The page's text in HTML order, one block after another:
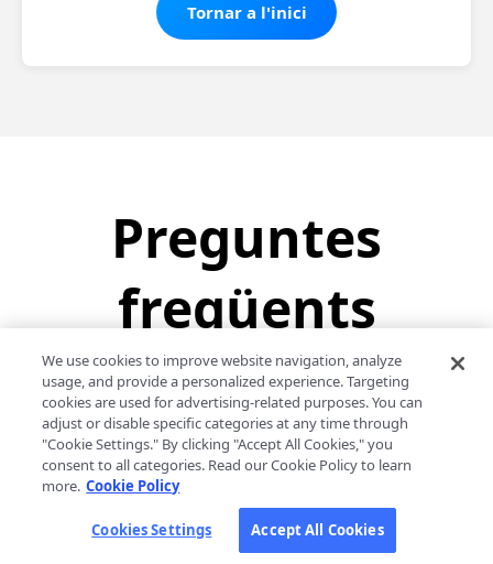
Tornar a l'inici
Preguntes
freqüents
1. Com activar LynxPDF després de la
compra?
We use cookies to improve website navigation, analyze
usage, and provide a personalized experience. Targeting
cookies are used for advertising-related purposes. You can
adjust or disable specific categories at any time through
"Cookie Settings." By clicking "Accept All Cookies," you
consent to all categories. Read our Cookie Policy to learn
more. Cookie Policy
Cookies Settings Accept All Cookies